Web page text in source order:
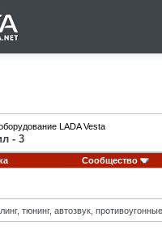
LADA Vesta
- 3
Сообщество
тюнинг, автозвук,